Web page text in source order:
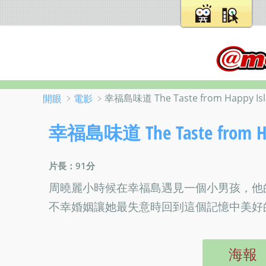
開眼 ﹥ 電影 ﹥幸福島味道 The Taste from Happy
幸福島味道 The Taste from
片長：91分
周曉麗小時候在幸福島遇見一個小男孩，
不幸婚姻讓她最失意時回到這個記憶中美
海報